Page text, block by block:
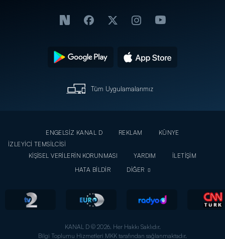
Tüm Uygulamalarımız
ENGELSİZ KANAL D REKLAM
KÜNYE
İZLEYİCİ TEMSİLCİSİ
KİŞİSEL VERİLERİN KORUNMASI
YARDIM
İLETİŞİM
HATA BİLDİR
DİĞER
KANAL D © 2026. Her Hakkı Saklıdır.
Bilgi Toplumu Hizmetleri MKK tarafından sağlanmaktadır.